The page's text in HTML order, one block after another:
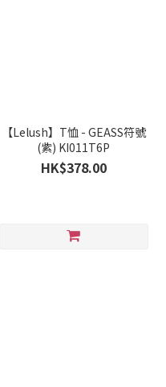
【Lelush】T恤 - GEASS符號
(紫) KI011T6P
HK$378.00